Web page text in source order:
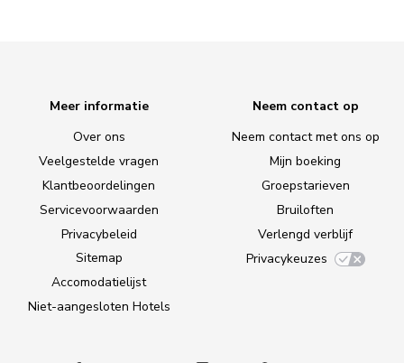
Meer informatie
Over ons
Veelgestelde vragen
Klantbeoordelingen
Servicevoorwaarden
Privacybeleid
Sitemap
Accomodatielijst
Niet-aangesloten Hotels
Neem contact op
Neem contact met ons op
Mijn boeking
Groepstarieven
Bruiloften
Verlengd verblijf
Privacykeuzes